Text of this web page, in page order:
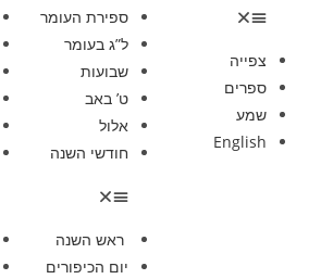
צפייה
ספרים
שמע
English
ספירת העומר
ל”ג בעומר
שבועות
ט’ באב
אלול
חודשי השנה
ראש השנה
יום הכיפורים